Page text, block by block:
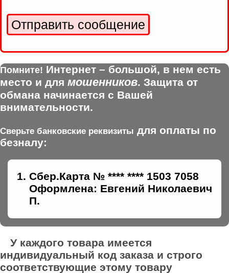
Помните! Интернет – большой, в нем есть
место и для мошенников. Защита от
обмана начинается с Вашей
внимательности.
Сверьте банковские реквизиты для оплаты по
безналу:
Сбер.Карта № **** **** 1503 7058
Оформлена: Евгений Николаевич
П.
У каждого товара имеется
индивидуальный код заказа и строго
соответствующие этому товару